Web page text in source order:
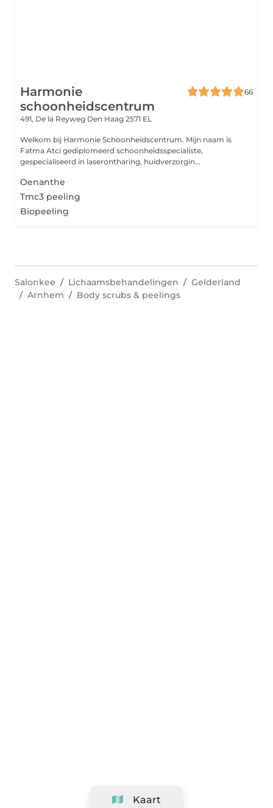
Harmonie
schoonheidscentrum
66
491, De la Reyweg Den Haag 2571 EL
Welkom bij Harmonie Schoonheidscentrum. Mijn naam is
Fatma Atci gediplomeerd schoonheidsspecialiste,
gespecialiseerd in laserontharing, huidverzorgin...
Oenanthe
Tmc3 peeling
Biopeeling
Kaart
Salonkee Lichaamsbehandelingen
Gelderland
Arnhem
Body scrubs & peelings